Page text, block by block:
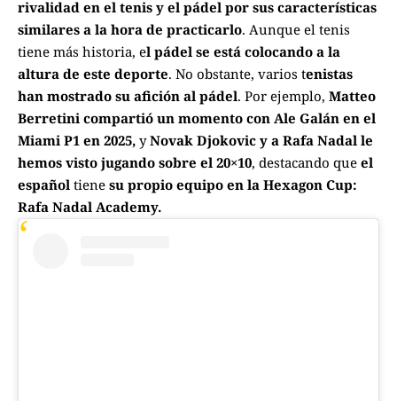
rivalidad en el tenis y el pádel por sus características
similares a la hora de practicarlo. Aunque el tenis
tiene más historia, el pádel se está colocando a la
altura de este deporte. No obstante, varios tenistas
han mostrado su afición al pádel. Por ejemplo, Matteo
Berretini compartió un momento con Ale Galán en el
Miami P1 en 2025, yNovak Djokovic y a Rafa Nadal le
hemos visto jugando sobre el 20×10, destacando que el
español tiene su propio equipo en la Hexagon Cup:
Rafa Nadal Academy.